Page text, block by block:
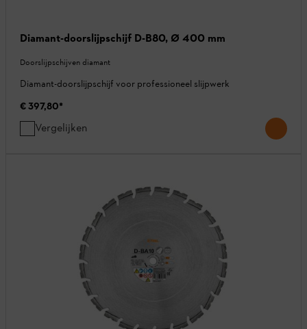
Diamant-doorslijpschijf D-B80, Ø 400 mm
Doorslijpschijven diamant
Diamant-doorslijpschijf voor professioneel slijpwerk
€ 397,80*
Vergelijken